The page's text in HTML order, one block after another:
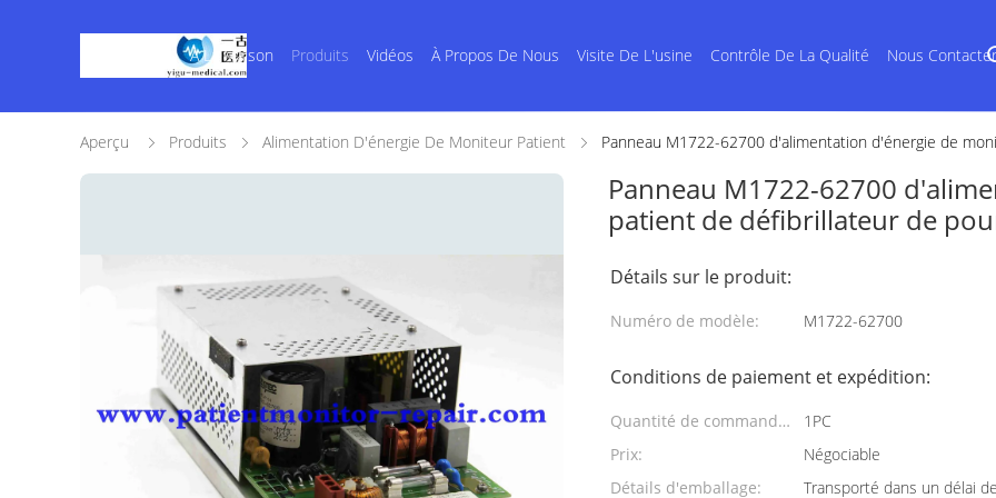
À La Maison Produits Vidéos À Propos De Nous Visite De L'usine Contrôle De La Qualité Nous Contacter
Aperçu Produits Alimentation D'énergie De Moniteur Patient Panneau M1722-62700 d'alimentation d'énergie de
Panneau M1722-62700
patient de défibrillateur de
Détails sur le produit:
Numéro de modèle: M1722-62700
Conditions de paiement et expédition:
Quantité de commande
min:
1PC
Prix:
Négociable
Détails d'emballage:
Transporté dans un délai